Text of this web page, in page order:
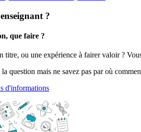
?
que faire ?
titre, ou une expérience à fairer valoir ?
question mais ne savez pas par où
d'informations